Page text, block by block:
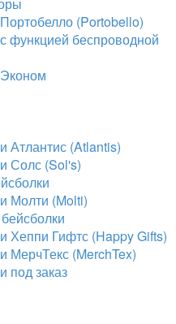
(Portobello)
функцией беспроводной
Атлантис (Atlantis)
Солс (Sol's)
Молти (Molti)
Хеппи Гифтс (Happy Gifts)
МерчТекс (MerchTex)
под заказ